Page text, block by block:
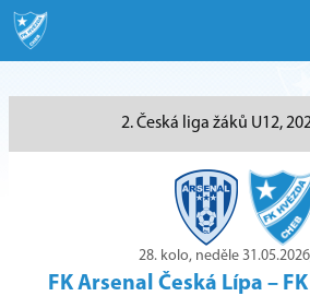
2. Česká liga žáků U12,
28. kolo, neděle
FK Arsenal Česká Lípa –